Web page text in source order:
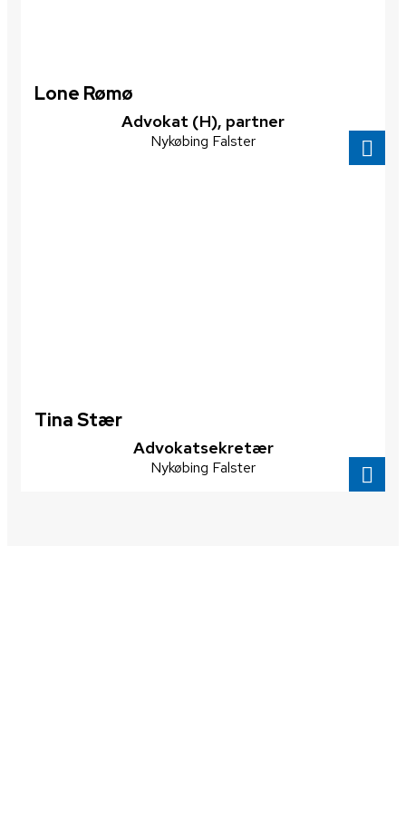
Lone Rømø
Advokat (H), partner
Nykøbing Falster
Tina Stær
Advokatsekretær
Nykøbing Falster